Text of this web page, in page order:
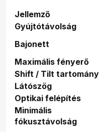
Jellemző
Gyújtótávolság
Bajonett
Maximális fényerő
Shift / Tilt tartomány
Látószög
Optikai felépítés
Minimális
fókusztávolság